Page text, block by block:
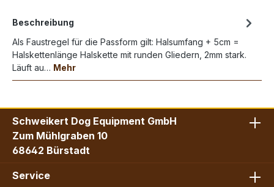
Beschreibung
Als Faustregel für die Passform gilt: Halsumfang + 5cm =
Halskettenlänge Halskette mit runden Gliedern, 2mm stark.
Läuft au… Mehr
Schweikert Dog Equipment GmbH
Zum Mühlgraben 10
68642 Bürstadt
Service